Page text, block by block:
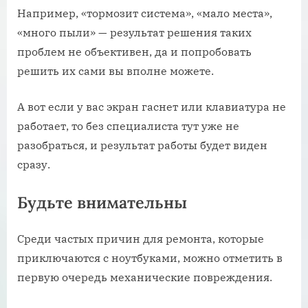
Например, «тормозит система», «мало места»,
«много пыли» — результат решения таких
проблем не объективен, да и попробовать
решить их сами вы вполне можете.
А вот если у вас экран гаснет или клавиатура не
работает, то без специалиста тут уже не
разобраться, и результат работы будет виден
сразу.
Будьте внимательны
Среди частых причин для ремонта, которые
приключаются с ноутбуками, можно отметить в
первую очередь механические повреждения.